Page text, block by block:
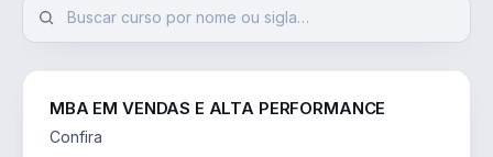
MBA EM VENDAS E ALTA PERFORMANCE
Confira